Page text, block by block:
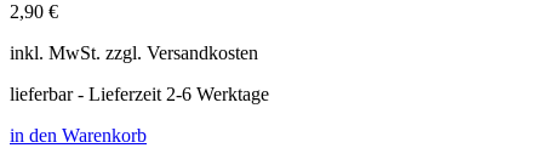
2,90 €
inkl. MwSt. zzgl. Versandkosten
lieferbar - Lieferzeit 2-6 Werktage
in den Warenkorb